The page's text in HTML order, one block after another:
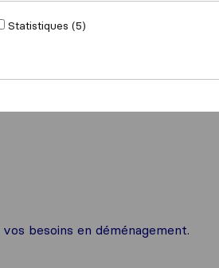
besoins en déménagement.
Statistiques (5)